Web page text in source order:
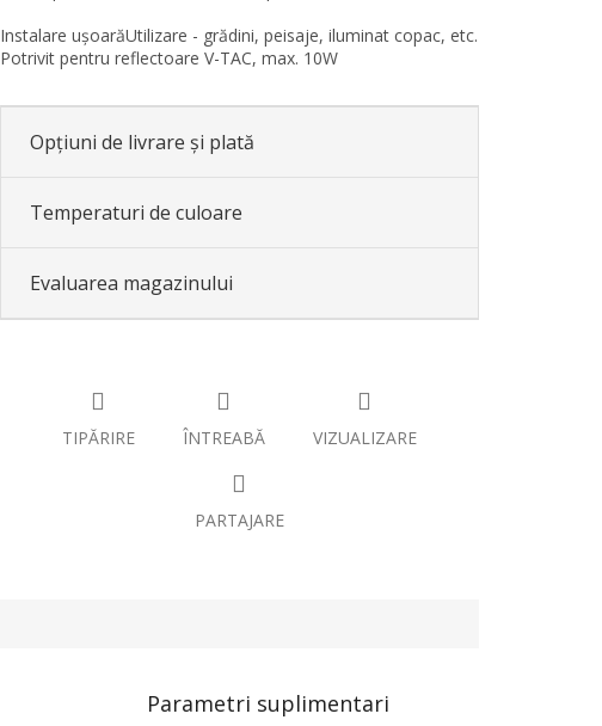
Instalare ușoarăUtilizare - grădini, peisaje, iluminat copac, etc.
Potrivit pentru reflectoare V-TAC, max. 10W
Opțiuni de livrare și plată
Temperaturi de culoare
Evaluarea magazinului
TIPĂRIRE ÎNTREABĂ VIZUALIZARE
PARTAJARE
Parametri suplimentari